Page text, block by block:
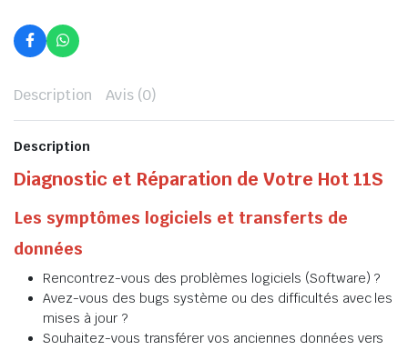
Description Avis (0)
Description
Diagnostic et Réparation de Votre Hot 11S
Les symptômes logiciels et transferts de
données
Rencontrez-vous des problèmes logiciels (Software) ?
Avez-vous des bugs système ou des difficultés avec les
mises à jour ?
Souhaitez-vous transférer vos anciennes données vers